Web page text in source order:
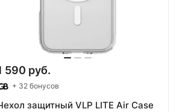
590 руб.
+ 32 бонусов
защитный VLP LITE Air Case